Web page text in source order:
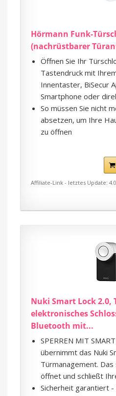
Hörmann Funk-
(nachrüstbarer
Öffnen Sie Ihr
Tastendruck mit
Innentaster, BiSecur
Smartphone oder
So müssen Sie nicht
absetzen, um Ihre
zu öffnen
Affiliate-Link - letztes Update:
Nuki Smart Lock 2.0,
elektronisches
Bluetooth mit...
SPERREN MIT
übernimmt das Nuki
Türmanagement.
öffnet und schließt
Sicherheit garantiert -